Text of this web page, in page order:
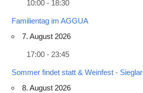
10:00 - 18:30
Familientag im AGGUA
7. August 2026
17:00 - 23:45
Sommer findet statt & Weinfest - Sieglar
8. August 2026